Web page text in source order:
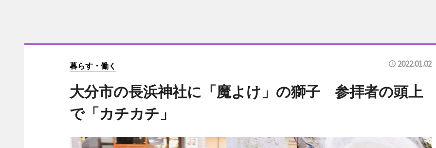
暮らす・働く 2022.01.02
大分市の長浜神社に「魔よけ」の獅子 参拝者の頭上
で「カチカチ」